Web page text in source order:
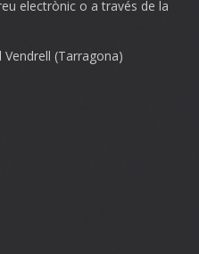
electrònic o a través de la
Vendrell (Tarragona)